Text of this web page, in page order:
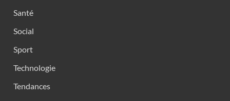
Santé
Social
Sport
Technologie
Tendances